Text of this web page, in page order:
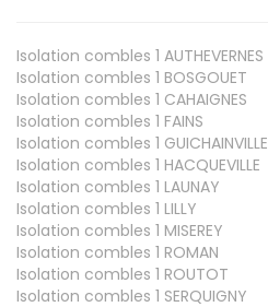
Isolation combles 1 AUTHEVERNES
Isolation combles 1 BOSGOUET
Isolation combles 1 CAHAIGNES
Isolation combles 1 FAINS
Isolation combles 1 GUICHAINVILLE
Isolation combles 1 HACQUEVILLE
Isolation combles 1 LAUNAY
Isolation combles 1 LILLY
Isolation combles 1 MISEREY
Isolation combles 1 ROMAN
Isolation combles 1 ROUTOT
Isolation combles 1 SERQUIGNY